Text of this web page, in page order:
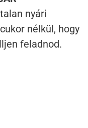
nyári
nélkül, hogy
feladnod.